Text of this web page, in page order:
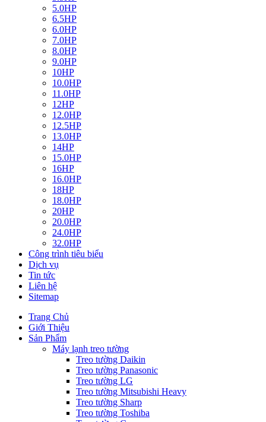
5.0HP
6.5HP
6.0HP
7.0HP
8.0HP
9.0HP
10HP
10.0HP
11.0HP
12HP
12.0HP
12.5HP
13.0HP
14HP
15.0HP
16HP
16.0HP
18HP
18.0HP
20HP
20.0HP
24.0HP
32.0HP
Công trình tiêu biểu
Dịch vụ
Tin tức
Liên hệ
Sitemap
Trang Chủ
Giới Thiệu
Sản Phẩm
Máy lạnh treo tường
Treo tường Daikin
Treo tường Panasonic
Treo tường LG
Treo tường Mitsubishi Heavy
Treo tường Sharp
Treo tường Toshiba